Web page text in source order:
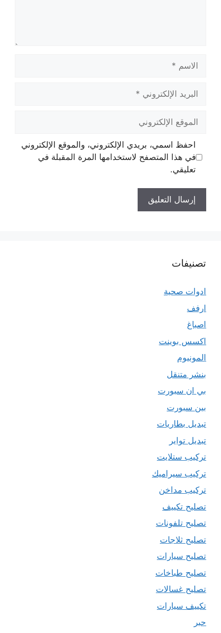
الإلكتروني
الإلكتروني
احفظ اسمي، بريدي الإلكتروني، والموقع الإلكتروني
في هذا المتصفح لاستخدامها المرة المقبلة في
تعليقي.
تصنيفات
ادوات صحية
ارفف
اصباغ
اكسس بوينت
المونيوم
بنشر متنقل
بي ان سبورت
بين سبورت
تبديل بطاريات
تبديل تواير
تركيب ستلايت
تركيب سيراميك
تركيب مداخن
تصليح تكييف
تصليح تلفونات
تصليح ثلاجات
تصليح سيارات
تصليح طباخات
تصليح غسالات
تكييف سيارات
حبر